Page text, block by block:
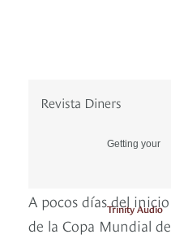
Revista Diners
Getting your
Trinity Audio
A pocos días del inicio
de la Copa Mundial de